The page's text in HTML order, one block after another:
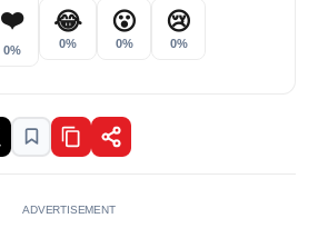
❤️
0%
😂
0%
😮
0%
😢
0%
ADVERTISEMENT